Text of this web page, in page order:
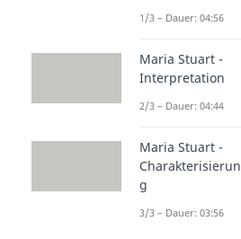
Geburtsort
Herkunft
Gattungen
1/3 – Dauer: 04:56
Maria Stuart -
Interpretation
2/3 – Dauer: 04:44
Maria Stuart -
Charakterisierun
g
3/3 – Dauer: 03:56